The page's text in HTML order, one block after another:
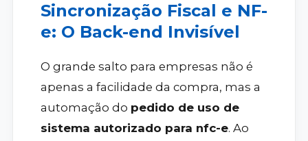
Sincronização Fiscal e NF-
e: O Back-end Invisível
O grande salto para empresas não é
apenas a facilidade da compra, mas a
automação do pedido de uso de
sistema autorizado para nfc-e. Ao